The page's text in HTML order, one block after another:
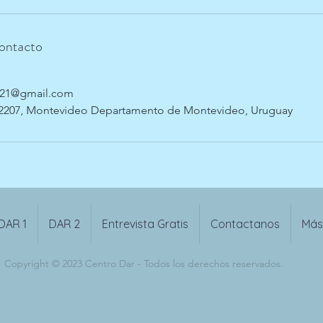
Montevideo Departamento de Montevideo, Uruguay
1 DAR 2 Entrevista Gratis Contactanos Más
Copyright © 2023 Centro Dar - Todos los derechos reservados.